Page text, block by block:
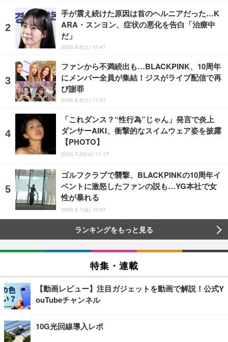
手が震え続けた原因は首のヘルニアだった…K
ARA・スンヨン、症状の悪化を告白「治療中
だ」
2026.8.8(土) 15:47
ファンから不満続出も…BLACKPINK、10周年
にメンバー全員が集結！ジスがライブ配信で再
び謝罪
2026.8.8(土) 17:47
「これダンス？“性行為”じゃん」発言で炎上
ダンサーAIKI、衝撃的なスイムウェア姿を披露
【PHOTO】
2025.7.29(火) 11:17
ゴルフクラブで襲撃、BLACKPINKの10周年イ
ベントに激怒したファンの説も…YG本社で女
性が暴れる
2026.8.7(金) 10:47
ランキングをもっと見る
特集・連載
【動画レビュー】注目ガジェットを動画で解説！公式Y
ouTubeチャンネル
10G光回線導入レポ